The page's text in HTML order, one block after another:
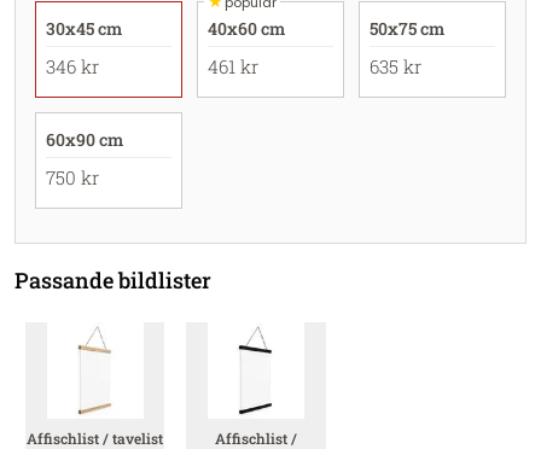
30x45 cm
346 kr
40x60 cm
461 kr
50x75 cm
635 kr
60x90 cm
750 kr
Passande bildlister
Affischlist / tavelist
Affischlist /